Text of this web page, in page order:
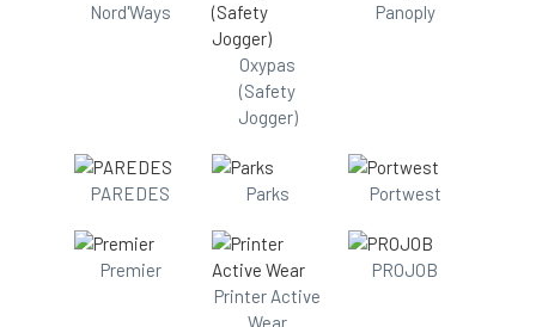
Nord'Ways
Oxypas
(Safety
Jogger)
Panoply
PAREDES Parks Portwest
Premier
Printer Active
Wear
PROJOB